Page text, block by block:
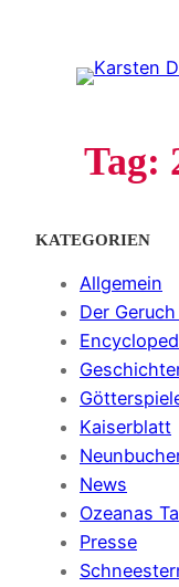
springen
Tag:
KATEGORIEN
Allgemein
Der
Kaiserblatt
News
Ozeanas
Presse